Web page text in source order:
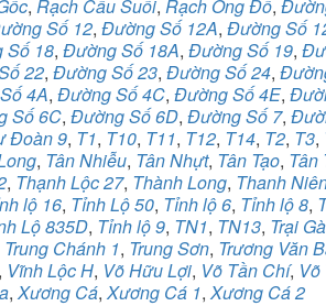
, Rạch Cầu Suối, Rạch Ông Đồ,
Số 12, Đường Số 12A, Đường Số
Số 18, Đường Số 18A, Đường Số 19,
22, Đường Số 23, Đường Số 24,
4A, Đường Số 4C, Đường Số 4E,
Số 6C, Đường Số 6D, Đường Số 7,
Đoàn 9, T1, T10, T11, T12, T14, T2, T3,
, Tân Nhiễu, Tân Nhựt, Tân Tạo, Tân
, Thạnh Lộc 27, Thành Long, Thanh
lộ 16, Tỉnh Lộ 50, Tỉnh lộ 6, Tỉnh lộ 8,
Lộ 835D, Tỉnh lộ 9, TN1, TN13, Trại Gà
Trung Chánh 1, Trung Sơn, Trương Văn
Vĩnh Lộc H, Võ Hữu Lợi, Võ Tần Chí, Võ
,Xương Cá,Xương Cá 1,Xương Cá 2